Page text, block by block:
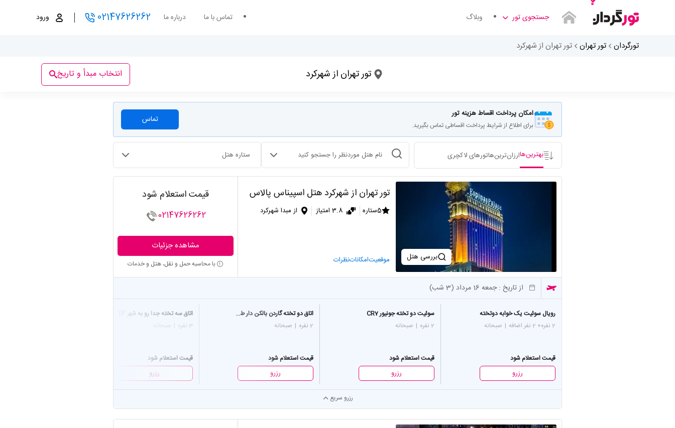
جستجوی تور وبلاگ تماس با ما درباره ما 02147626262 ورود
تورگردان تور تهران تور تهران از شهرکرد
تاریخ ورود
تور تهران از شهرکرد انتخاب مبدأ و تاریخ
امکان پرداخت اقساط هزینه تور
برای اطلاع از شرایط پرداخت اقساطی تماس بگیرید. تماس
بهترین‌هاارزان‌ترین‌هاتورهای لاکچری انتخاب هتل ستاره هتل
بررسی هتل
تور تهران از شهرکرد هتل اسپیناس پالاس
5ستاره 3.8 امتیاز از مبدا شهرکرد
موقعیتامکاناتنظرات
قیمت استعلام شود
02147626262
مشاهده جزئیات
با محاسبه حمل و نقل، هتل و خدمات
از تاریخ :جمعه 16 مرداد (3 شب)
رويال سوئیت یک خوابه دوتخته
2 نفره
+ 2 نفر اضافه | صبحانه
قیمت استعلام شود
رزرو
سوئیت دو تخته جونیور CR7
2 نفره
| صبحانه
قیمت استعلام شود
رزرو
اتاق دو تخته گاردن بالکن دار ط...
2 نفره
| صبحانه
قیمت استعلام شود
رزرو
اتاق سه تخته جدا رو به شهر EF ...
3 نفره
| صبحانه
قیمت استعلام شود
رزرو
رزرو سریع